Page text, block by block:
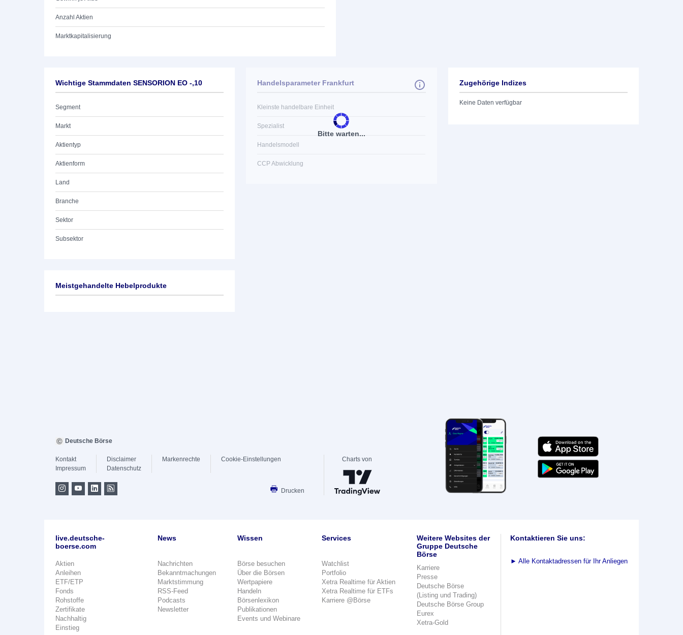
Anzahl Aktien
Marktkapitalisierung
Wichtige Stammdaten SENSORION EO -,10
Segment
Markt
Aktientyp
Aktienform
Land
Branche
Sektor
Subsektor
Bitte warten...
Handelsparameter Frankfurt
Kleinste handelbare Einheit
Spezialist
Handelsmodell
CCP Abwicklung
Zugehörige Indizes
Keine Daten verfügbar
Meistgehandelte Hebelprodukte
Deutsche Börse
Kontakt
Impressum
Disclaimer
Datenschutz
Markenrechte Cookie-Einstellungen
Drucken
Charts von
live.deutsche-
boerse.com
Aktien
Anleihen
ETF/ETP
Fonds
Rohstoffe
Zertifikate
Nachhaltig
Einstieg
News
Nachrichten
Bekanntmachungen
Marktstimmung
RSS-Feed
Podcasts
Newsletter
Wissen
Börse besuchen
Über die Börsen
Wertpapiere
Handeln
Börsenlexikon
Publikationen
Events und Webinare
Services
Watchlist
Portfolio
Xetra Realtime für Aktien
Xetra Realtime für ETFs
Karriere @Börse
Weitere Websites der
Gruppe Deutsche
Börse
Karriere
Presse
Deutsche Börse
(Listing und Trading)
Deutsche Börse Group
Eurex
Xetra-Gold
Kontaktieren Sie uns:
► Alle Kontaktadressen für Ihr Anliegen